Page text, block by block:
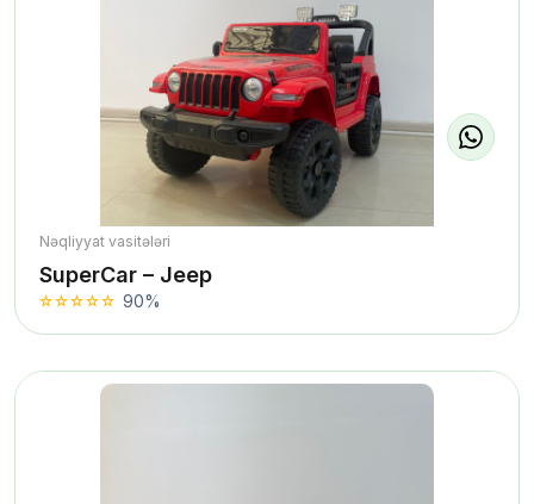
Nəqliyyat vasitələri
SuperCar – Jeep
90%